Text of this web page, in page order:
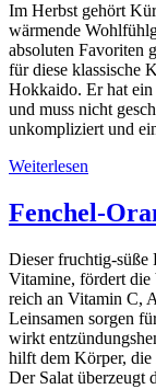
Im Herbst gehört
wärmende
absoluten Favoriten
für diese klassische
Hokkaido. Er hat ein
und muss nicht
unkompliziert und
Weiterlesen
Fenchel-
Dieser fruchtig-süße
Vitamine, fördert die
reich an Vitamin C,
Leinsamen sorgen
wirkt
hilft dem Körper, die
Der Salat überzeugt